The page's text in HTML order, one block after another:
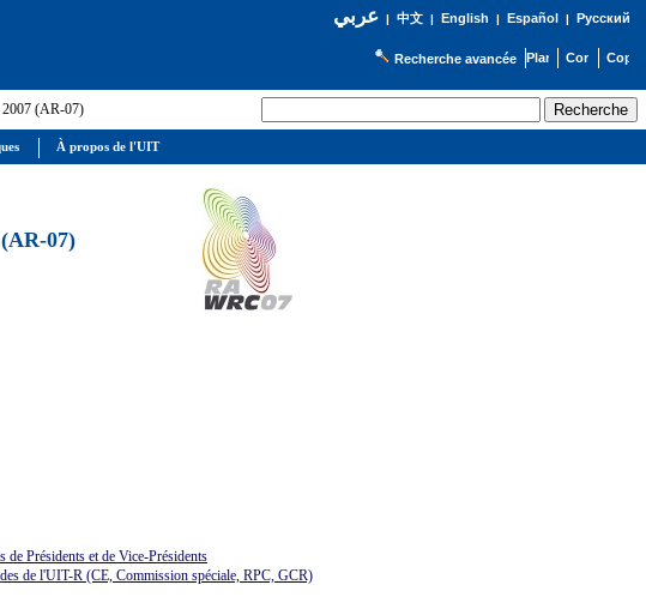
عربي| 中文| English | Español | Русский
Recherche avancée
2007 (AR-07)
07)
de Présidents et de Vice-Présidents
de l'UIT-R (CE, Commission spéciale, RPC, GCR)
À propos de l'UIT